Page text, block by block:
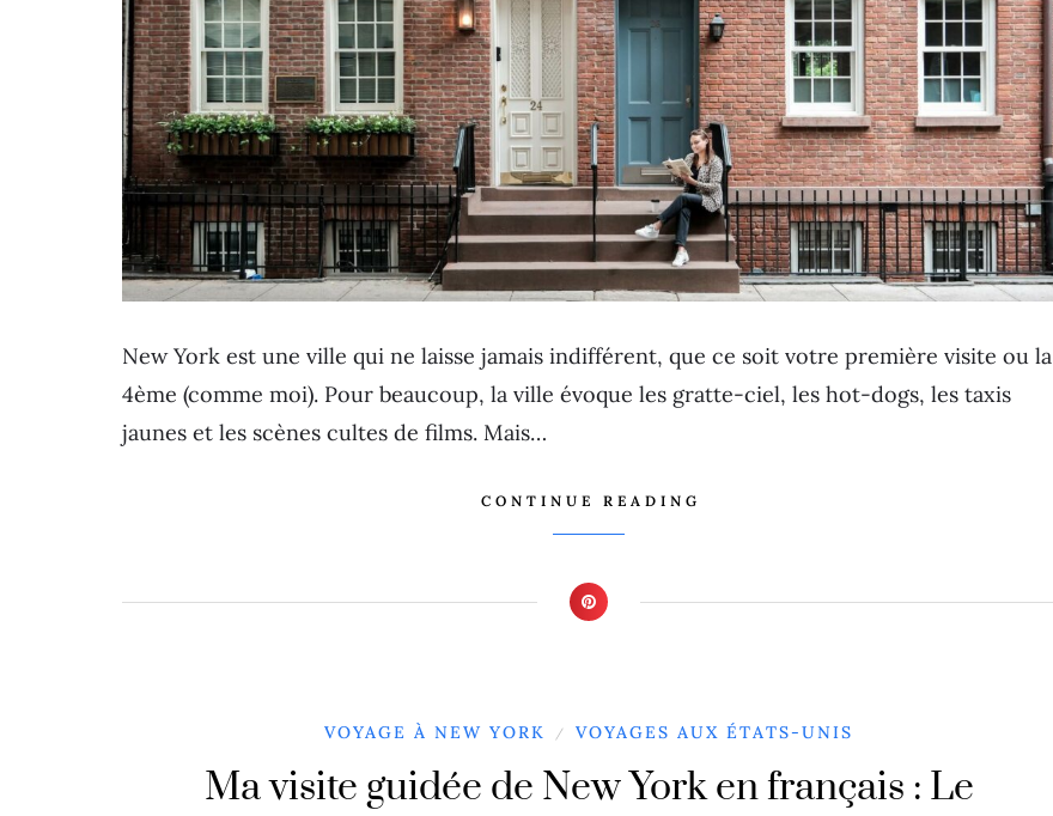
New York est une ville qui ne laisse jamais indifférent, que ce soit votre première visite ou la
4ème (comme moi). Pour beaucoup, la ville évoque les gratte-ciel, les hot-dogs, les taxis
jaunes et les scènes cultes de films. Mais…
CONTINUE READING
VOYAGE À NEW YORK / VOYAGES AUX ÉTATS-UNIS
Ma visite guidée de New York en français : Le